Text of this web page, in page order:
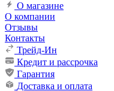
О магазине
О компании
Отзывы
Контакты
Трейд-Ин
Кредит и рассрочка
Гарантия
Доставка и оплата